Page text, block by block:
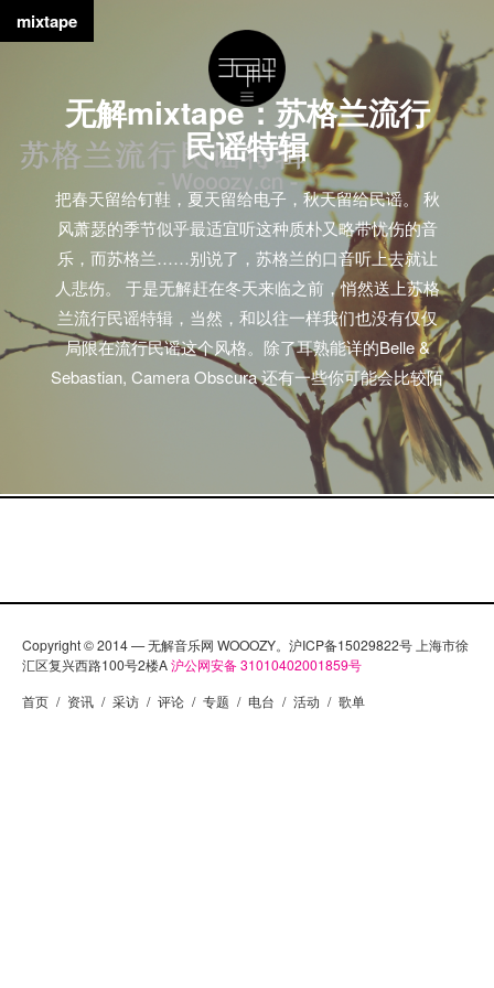
无解mixtape：苏格兰流行
民谣特辑
把春天留给钉鞋，夏天留给电子，秋天留给民谣。 秋
风萧瑟的季节似乎最适宜听这种质朴又略带忧伤的音
乐，而苏格兰……别说了，苏格兰的口音听上去就让
人悲伤。 于是无解赶在冬天来临之前，悄然送上苏格
兰流行民谣特辑，当然，和以往一样我们也没有仅仅
局限在流行民谣这个风格。除了耳熟能详的Belle &
Sebastian, Camera Obscura 还有一些你可能会比较陌
生的名字，不过这些略微陌生的名字里有个让人惊讶
的联系：备受诺叔喜爱的The Beta Band，其中的成员
Gordon Anderson竟然是King Creosote的兄弟。 试
听：[audio:https://www.wooozy.cn/wp-
mixtape
Copyright © 2014 — 无解音乐网 WOOOZY。沪ICP备15029822号 上海市徐
汇区复兴西路100号2楼A沪公网安备 31010402001859号
首页 / 资讯 / 采访 / 评论 / 专题 / 电台 / 活动 / 歌单